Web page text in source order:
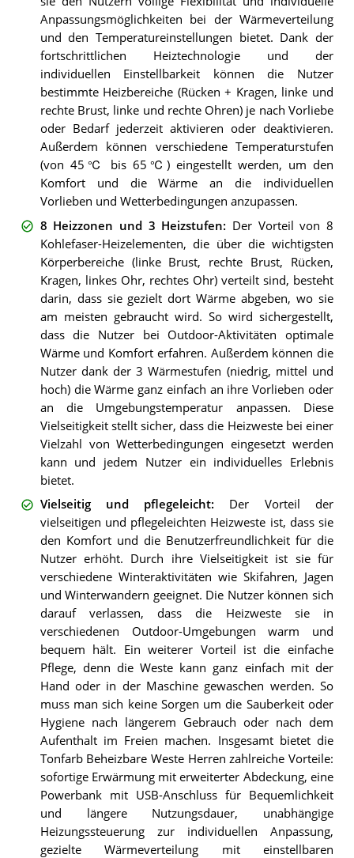
Anpassungsmöglichkeiten bei der Wärmeverteilung
und den Temperatureinstellungen bietet. Dank der
fortschrittlichen Heiztechnologie und der
individuellen Einstellbarkeit können die Nutzer
bestimmte Heizbereiche (Rücken + Kragen, linke und
rechte Brust, linke und rechte Ohren) je nach Vorliebe
oder Bedarf jederzeit aktivieren oder deaktivieren.
Außerdem können verschiedene Temperaturstufen
(von 45℃ bis 65℃) eingestellt werden, um den
Komfort und die Wärme an die individuellen
Vorlieben und Wetterbedingungen anzupassen.
8 Heizzonen und 3 Heizstufen: Der Vorteil von 8
Kohlefaser-Heizelementen, die über die wichtigsten
Körperbereiche (linke Brust, rechte Brust, Rücken,
Kragen, linkes Ohr, rechtes Ohr) verteilt sind, besteht
darin, dass sie gezielt dort Wärme abgeben, wo sie
am meisten gebraucht wird. So wird sichergestellt,
dass die Nutzer bei Outdoor-Aktivitäten optimale
Wärme und Komfort erfahren. Außerdem können die
Nutzer dank der 3 Wärmestufen (niedrig, mittel und
hoch) die Wärme ganz einfach an ihre Vorlieben oder
an die Umgebungstemperatur anpassen. Diese
Vielseitigkeit stellt sicher, dass die Heizweste bei einer
Vielzahl von Wetterbedingungen eingesetzt werden
kann und jedem Nutzer ein individuelles Erlebnis
bietet.
Vielseitig und pflegeleicht: Der Vorteil der
vielseitigen und pflegeleichten Heizweste ist, dass sie
den Komfort und die Benutzerfreundlichkeit für die
Nutzer erhöht. Durch ihre Vielseitigkeit ist sie für
verschiedene Winteraktivitäten wie Skifahren, Jagen
und Winterwandern geeignet. Die Nutzer können sich
darauf verlassen, dass die Heizweste sie in
verschiedenen Outdoor-Umgebungen warm und
bequem hält. Ein weiterer Vorteil ist die einfache
Pflege, denn die Weste kann ganz einfach mit der
Hand oder in der Maschine gewaschen werden. So
muss man sich keine Sorgen um die Sauberkeit oder
Hygiene nach längerem Gebrauch oder nach dem
Aufenthalt im Freien machen. Insgesamt bietet die
Tonfarb Beheizbare Weste Herren zahlreiche Vorteile:
sofortige Erwärmung mit erweiterter Abdeckung, eine
Powerbank mit USB-Anschluss für Bequemlichkeit
und längere Nutzungsdauer, unabhängige
Heizungssteuerung zur individuellen Anpassung,
gezielte Wärmeverteilung mit einstellbaren